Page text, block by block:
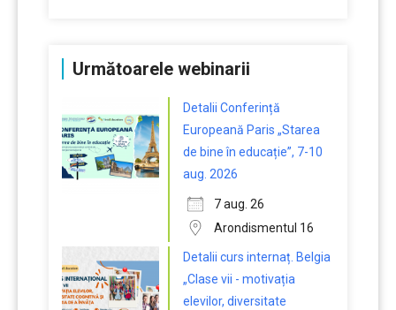
Următoarele webinarii
Detalii Conferință
Europeană Paris „Starea
de bine în educație”, 7-10
aug. 2026
7 aug. 26
Arondismentul 16
Detalii curs internaț. Belgia
„Clase vii - motivația
elevilor, diversitate